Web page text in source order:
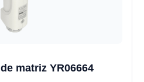
matriz YR06664